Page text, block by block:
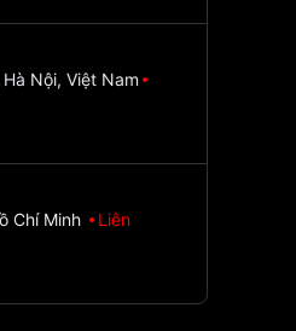
Nội, Việt Nam
Chí Minh
Liên